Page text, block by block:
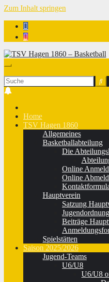
Zum Inhalt springen
Home
TSV Hagen 1860
Allgemeines
Basketballabteilung
Die
Online
Online
Hauptverein
Satzung
Beiträge
Spielstätten
Saison 2025/2026
Jugend-Teams
U6/U8
U6/U8